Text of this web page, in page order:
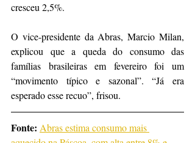
cresceu 2,5%.
O vice-presidente da Abras, Marcio Milan,
explicou que a queda do consumo das
famílias brasileiras em fevereiro foi um
“movimento típico e sazonal”. “Já era
esperado esse recuo”, frisou.
Fonte: Abras estima consumo mais